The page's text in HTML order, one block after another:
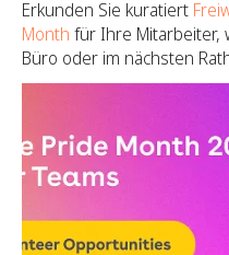
Erkunden Sie kuratiert
Month für Ihre Mitarbeiter,
Büro oder im nächsten